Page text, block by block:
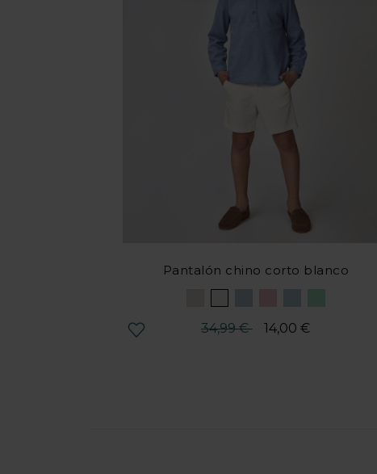
Pantalón chino corto blanco
Precio reducido desde
34,99 €hasta
14,00 €